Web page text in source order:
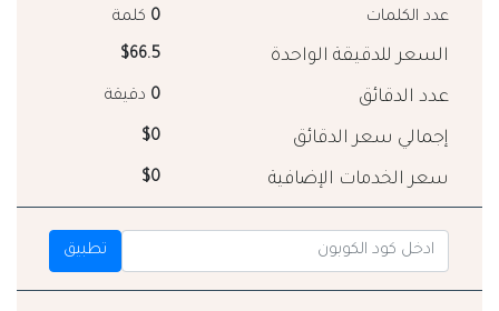
عدد الكلمات 0 كلمة
السعر للدقيقة الواحدة $66.5
عدد الدقائق 0 دقيقة
إجمالي سعر الدقائق $0
سعر الخدمات الإضافية $0
تطبيق